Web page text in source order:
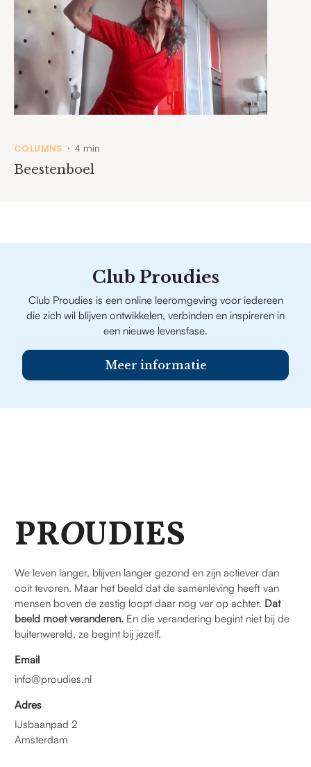
COLUMNS • 4 min
Beestenboel
Club Proudies
Club Proudies is een online leeromgeving voor iedereen
die zich wil blijven ontwikkelen, verbinden en inspireren in
een nieuwe levensfase.
Meer informatie
PROUDIES
We leven langer, blijven langer gezond en zijn actiever dan
ooit tevoren. Maar het beeld dat de samenleving heeft van
mensen boven de zestig loopt daar nog ver op achter. Dat
beeld moet veranderen. En die verandering begint niet bij de
buitenwereld, ze begint bij jezelf.
Email
info@proudies.nl
Adres
IJsbaanpad 2
Amsterdam